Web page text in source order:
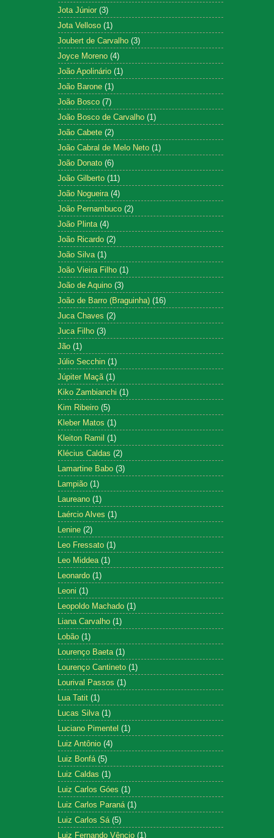
Jota Júnior (3)
Jota Velloso (1)
Joubert de Carvalho (3)
Joyce Moreno (4)
João Apolinário (1)
João Barone (1)
João Bosco (7)
João Bosco de Carvalho (1)
João Cabete (2)
João Cabral de Melo Neto (1)
João Donato (6)
João Gilberto (11)
João Nogueira (4)
João Pernambuco (2)
João Plinta (4)
João Ricardo (2)
João Silva (1)
João Vieira Filho (1)
João de Aquino (3)
João de Barro (Braguinha) (16)
Juca Chaves (2)
Juca Filho (3)
Jão (1)
Júlio Secchin (1)
Júpiter Maçã (1)
Kiko Zambianchi (1)
Kim Ribeiro (5)
Kleber Matos (1)
Kleiton Ramil (1)
Klécius Caldas (2)
Lamartine Babo (3)
Lampião (1)
Laureano (1)
Laércio Alves (1)
Lenine (2)
Leo Fressato (1)
Leo Middea (1)
Leonardo (1)
Leoni (1)
Leopoldo Machado (1)
Liana Carvalho (1)
Lobão (1)
Lourenço Baeta (1)
Lourenço Cantineto (1)
Lourival Passos (1)
Lua Tatit (1)
Lucas Silva (1)
Luciano Pimentel (1)
Luiz Antônio (4)
Luiz Bonfá (5)
Luiz Caldas (1)
Luiz Carlos Góes (1)
Luiz Carlos Paraná (1)
Luiz Carlos Sá (5)
Luiz Fernando Vêncio (1)